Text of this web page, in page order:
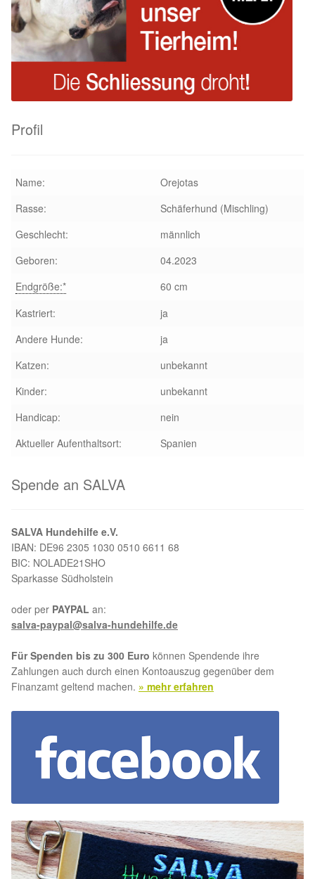
Profil
Name:
Orejotas
Rasse:
Schäferhund (Mischling)
Geschlecht:
männlich
Geboren:
04.2023
Endgröße:*
60 cm
Kastriert:
ja
Andere Hunde:
ja
Katzen:
unbekannt
Kinder:
unbekannt
Handicap:
nein
Aktueller Aufenthaltsort:
Spanien
Spende an SALVA
SALVA Hundehilfe e.V.
IBAN: DE96 2305 1030 0510 6611 68
BIC: NOLADE21SHO
Sparkasse Südholstein
oder per PAYPAL an:
salva-paypal@salva-hundehilfe.de
Für Spenden bis zu 300 Euro können Spendende ihre
Zahlungen auch durch einen Kontoauszug gegenüber dem
Finanzamt geltend machen. » mehr erfahren